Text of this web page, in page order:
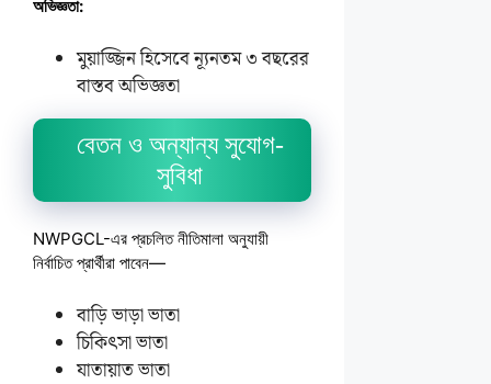
অভিজ্ঞতা:
মুয়াজ্জিন হিসেবে ন্যূনতম ৩ বছরের
বাস্তব অভিজ্ঞতা
বেতন ও অন্যান্য সুযোগ-
সুবিধা
NWPGCL-এর প্রচলিত নীতিমালা অনুযায়ী
নির্বাচিত প্রার্থীরা পাবেন—
বাড়ি ভাড়া ভাতা
চিকিৎসা ভাতা
যাতায়াত ভাতা